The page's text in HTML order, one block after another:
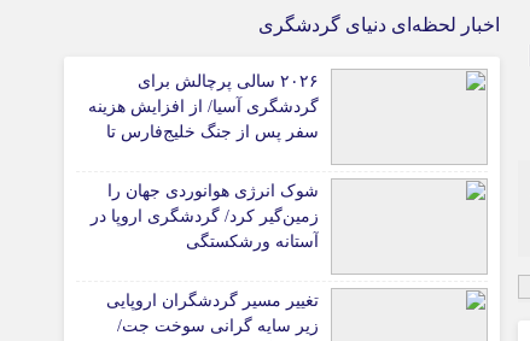
اینستاگرام
صنعت و تجارت و خدمات
اقتصاد گردشگری
خودرو
اخبار لحظه‌ای دنیای گردشگری
۲۰۲۶ سالی پرچالش برای
گردشگری آسیا/ از افزایش هزینه
سفر پس از جنگ خلیج‌فارس تا
شوک انرژی هوانوردی جهان را
زمین‌گیر کرد/ گردشگری اروپا در
آستانه ورشکستگی
تغییر مسیر گردشگران اروپایی
زیر سایه گرانی سوخت جت/